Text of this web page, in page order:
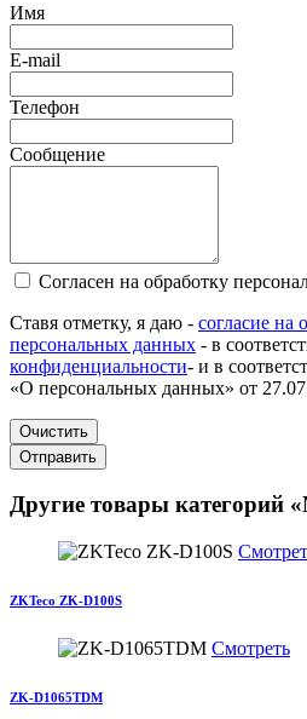
Имя
E-mail
Телефон
Сообщение
Согласен на обработку
Ставя отметку, я даю - согласие на
персональных данных - в
конфиденциальности- и в
«О персональных данных» от
Очистить
Отправить
Другие товары категорий
ZKTeco ZK-D100S
Смотреть
ZK-D1065TDM